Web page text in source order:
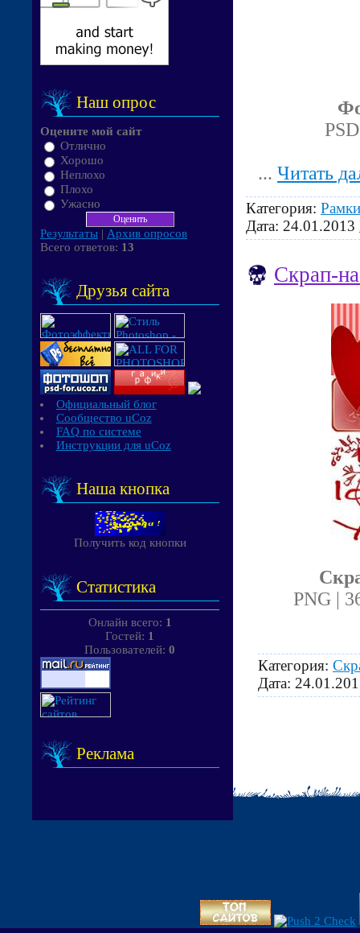
Наш опрос
Оцените мой сайт
Отлично
Хорошо
Неплохо
Плохо
Ужасно
Результаты | Архив опросов
Всего ответов: 13
Друзья сайта
Официальный блог
Сообщество uCoz
FAQ по системе
Инструкции для uCoz
Наша кнопка
Получить код кнопки
Статистика
Онлайн всего: 1
Гостей: 1
Пользователей: 0
Реклама
... Читать
Категория:
Дата: 24.01.2013
Скрап-
PNG |
Категория:
Дата: